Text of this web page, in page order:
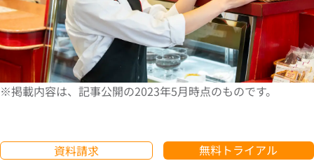
※掲載内容は、記事公開の2023年5月時点のものです。
資料請求 無料トライアル